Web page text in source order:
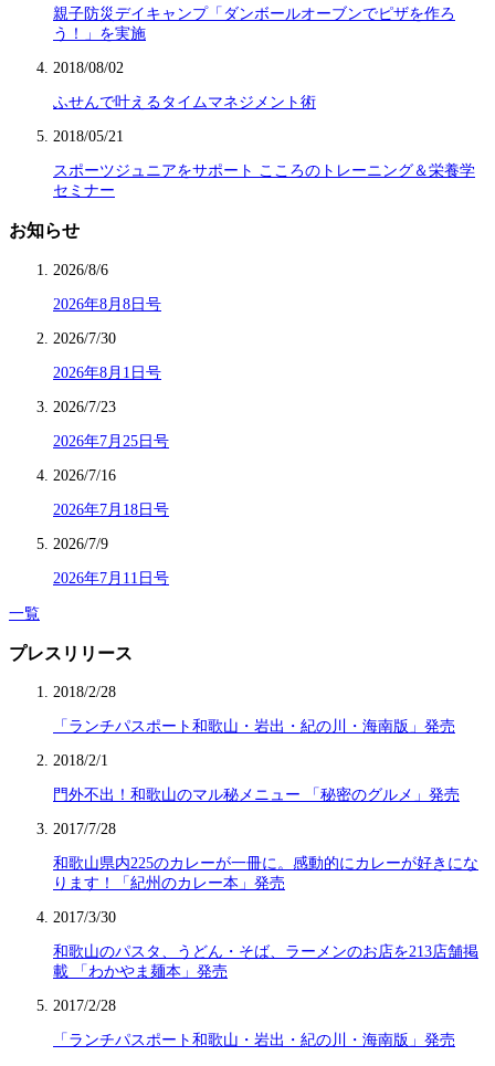
親子防災デイキャンプ「ダンボールオーブンでピザを作ろ
う！」を実施
2018/08/02
ふせんで叶えるタイムマネジメント術
2018/05/21
スポーツジュニアをサポート こころのトレーニング＆栄養学
セミナー
お知らせ
2026/8/6
2026年8月8日号
2026/7/30
2026年8月1日号
2026/7/23
2026年7月25日号
2026/7/16
2026年7月18日号
2026/7/9
2026年7月11日号
一覧
プレスリリース
2018/2/28
「ランチパスポート和歌山・岩出・紀の川・海南版」発売
2018/2/1
門外不出！和歌山のマル秘メニュー 「秘密のグルメ」発売
2017/7/28
和歌山県内225のカレーが一冊に。感動的にカレーが好きにな
ります！「紀州のカレー本」発売
2017/3/30
和歌山のパスタ、うどん・そば、ラーメンのお店を213店舗掲
載 「わかやま麺本」発売
2017/2/28
「ランチパスポート和歌山・岩出・紀の川・海南版」発売